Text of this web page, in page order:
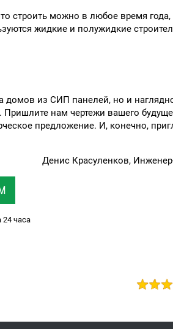
строить можно в любое время
жидкие и полужидкие
домов из СИП панелей, но и
Пришлите нам чертежи вашего
предложение. И, конечно,
Денис Красуленков,
24 часа